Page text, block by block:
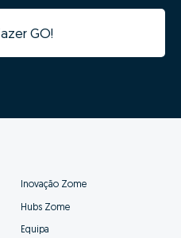
GO!
Inovação Zome
Hubs Zome
Equipa